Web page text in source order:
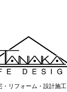
・リフォーム・設計施工